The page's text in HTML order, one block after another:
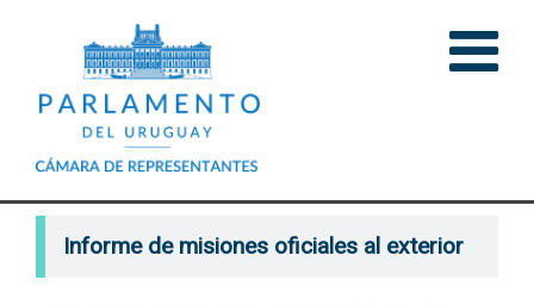
Informe de misiones oficiales al exterior